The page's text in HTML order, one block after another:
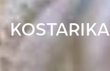
KOSTARIKA